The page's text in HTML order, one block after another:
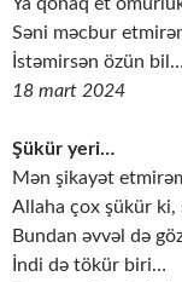
Səni məcbur
İstəmirsən özün bil…
18 mart 2024
Şükür yeri…
Mən şikayət
Allaha çox şükür ki,
Bundan əvvəl də
İndi də tökür biri…